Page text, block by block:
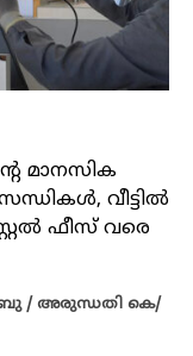
മാനസിക
വീട്ടിൽ
ഫീസ് വരെ
/ അരുന്ധതി കെ/